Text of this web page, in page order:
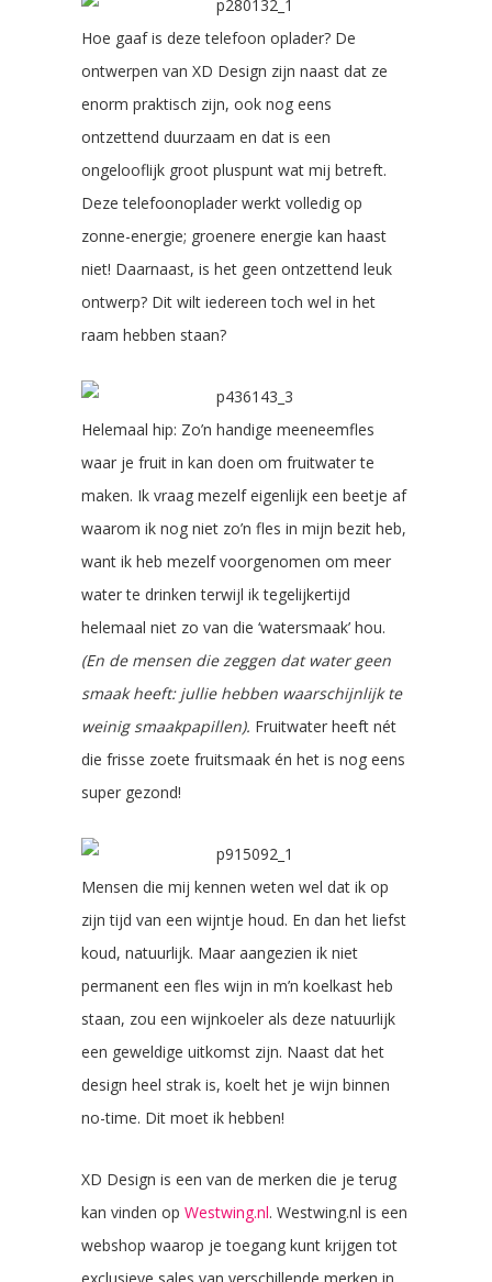
Hoe gaaf is deze telefoon oplader? De
ontwerpen van XD Design zijn naast dat ze
enorm praktisch zijn, ook nog eens
ontzettend duurzaam en dat is een
ongelooflijk groot pluspunt wat mij betreft.
Deze telefoonoplader werkt volledig op
zonne-energie; groenere energie kan haast
niet! Daarnaast, is het geen ontzettend leuk
ontwerp? Dit wilt iedereen toch wel in het
raam hebben staan?
Helemaal hip: Zo’n handige meeneemfles
waar je fruit in kan doen om fruitwater te
maken. Ik vraag mezelf eigenlijk een beetje af
waarom ik nog niet zo’n fles in mijn bezit heb,
want ik heb mezelf voorgenomen om meer
water te drinken terwijl ik tegelijkertijd
helemaal niet zo van die ‘watersmaak’ hou.
(En de mensen die zeggen dat water geen
smaak heeft: jullie hebben waarschijnlijk te
weinig smaakpapillen). Fruitwater heeft nét
die frisse zoete fruitsmaak én het is nog eens
super gezond!
Mensen die mij kennen weten wel dat ik op
zijn tijd van een wijntje houd. En dan het liefst
koud, natuurlijk. Maar aangezien ik niet
permanent een fles wijn in m’n koelkast heb
staan, zou een wijnkoeler als deze natuurlijk
een geweldige uitkomst zijn. Naast dat het
design heel strak is, koelt het je wijn binnen
no-time. Dit moet ik hebben!
XD Design is een van de merken die je terug
kan vinden op Westwing.nl. Westwing.nl is een
webshop waarop je toegang kunt krijgen tot
exclusieve sales van verschillende merken in